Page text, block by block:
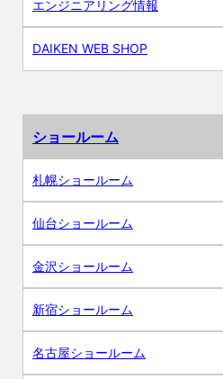
エンジニアリング情報
DAIKEN WEB SHOP
ショールーム
札幌ショールーム
仙台ショールーム
金沢ショールーム
新宿ショールーム
名古屋ショールーム